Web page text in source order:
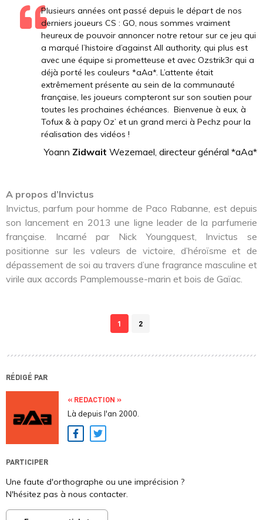
Plusieurs années ont passé depuis le départ de nos
derniers joueurs CS : GO, nous sommes vraiment
heureux de pouvoir annoncer notre retour sur ce jeu qui
a marqué l’histoire d’against All authority, qui plus est
avec une équipe si prometteuse et avec Ozstrik3r qui a
déjà porté les couleurs *aAa*. L’attente était
extrêmement présente au sein de la communauté
française, les joueurs compteront sur son soutien pour
toutes les prochaines échéances. Bienvenue à eux, à
Tofux & à papy Oz’ et un grand merci à Pechz pour la
réalisation des vidéos !
Yoann Zidwait Wezemael, directeur général *aAa*
A propos d’Invictus
Invictus, parfum pour homme de Paco Rabanne, est depuis
son lancement en 2013 une ligne leader de la parfumerie
française. Incarné par Nick Youngquest, Invictus se
positionne sur les valeurs de victoire, d’héroïsme et de
dépassement de soi au travers d’une fragrance masculine et
virile aux accords Pamplemousse-marin et bois de Gaïac.
1 2
RÉDIGÉ PAR
« REDACTION »
Là depuis l'an 2000.
Facebook
Twitter
PARTICIPER
Une faute d'orthographe ou une imprécision ?
N'hésitez pas à nous contacter.